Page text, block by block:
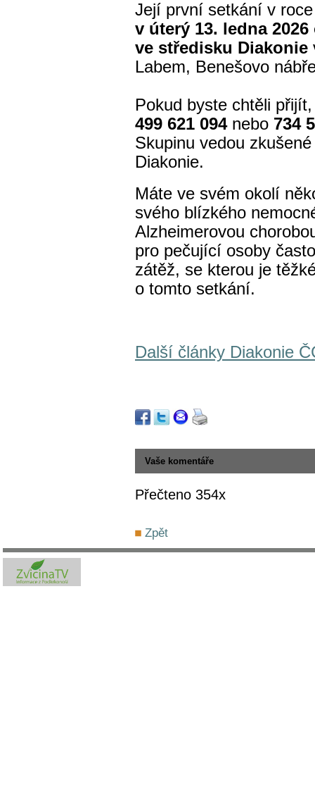
Její první setkání v
v úterý 13. ledna
ve středisku Diakonie
Labem, Benešovo
Pokud byste chtěli
499 621 094 nebo 734
Skupinu vedou
Diakonie.
Máte ve svém okolí
svého blízkého
Alzheimerovou
pro pečující osoby
zátěž, se kterou je
o tomto setkání.
Další články Diakonie
Vaše komentáře
Přečteno 354x
Zpět